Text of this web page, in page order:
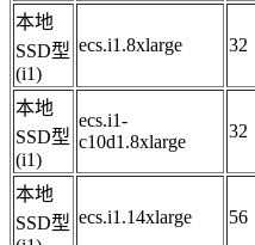
本地
SSD型
(i1)
ecs.i1.8xlarge 32
本地
SSD型
(i1)
ecs.i1-
c10d1.8xlarge
32
本地
SSD型 ecs.i1.14xlarge 56